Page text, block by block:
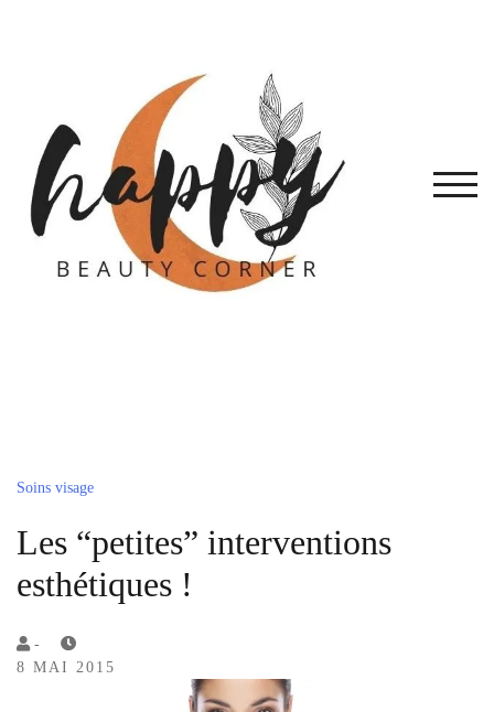
Soins visage
Les “petites” interventions
esthétiques !
by
Lola
-
8 MAI 2015